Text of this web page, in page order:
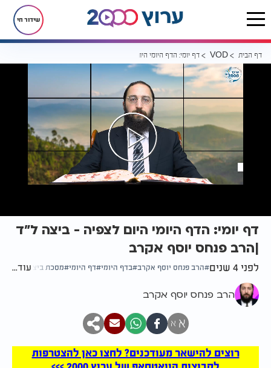
שידור חי
דף הבית VOD דף יומי: הדף היומי היום לצפיה - ביצה ל"ד |הרב פנחס יוסף אקרב
דף יומי: הדף היומי היום לצפיה - ביצה ל"ד
|הרב פנחס יוסף אקרב
לפני 4 שנים הרב פנחס יוסף אקרב בדף היומי דף היומי מסכת ביצה דף ל"ד
עוד...
הרב פנחס יוסף אקרב
א א
רוצים להישאר מעודכנים? לחצו כאן להצטרפות